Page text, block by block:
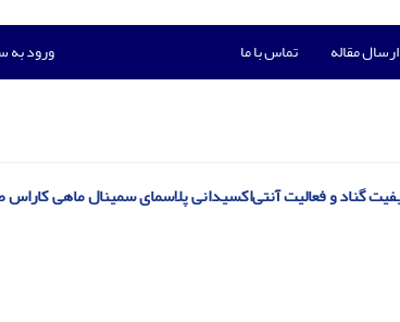
ارسال مقاله تماس با ما ورود به